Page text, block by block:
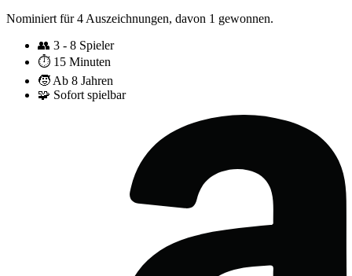
Nominiert für 4 Auszeichnungen, davon 1 gewonnen.
👥 3 - 8 Spieler
⏱️ 15 Minuten
🧒 Ab 8 Jahren
🧩 Sofort spielbar